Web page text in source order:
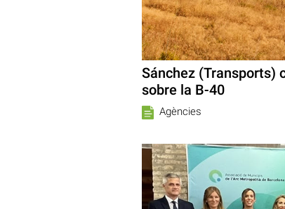
Sánchez (Transports)
sobre la B-40
Agències